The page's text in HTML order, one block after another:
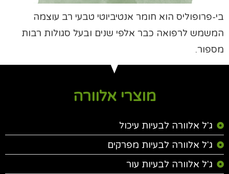
בי-פרופוליס הוא חומר אנטיביוטי טבעי רב עוצמה
המשמש לרפואה כבר אלפי שנים ובעל סגולות רבות
מספור.
מוצרי אלוורה
ג'ל אלוורה לבעיות עיכול
ג'ל אלוורה לבעיות מפרקים
ג'ל אלוורה לבעיות עור